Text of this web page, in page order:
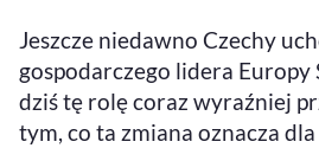
Sprawdź, jak i dlaczego zwiększamy
Deklaracja dostępności, otwiera się w
Jeszcze niedawno Czechy
gospodarczego lidera Europy
dziś tę rolę coraz wyraźniej
tym, co ta zmiana oznacza